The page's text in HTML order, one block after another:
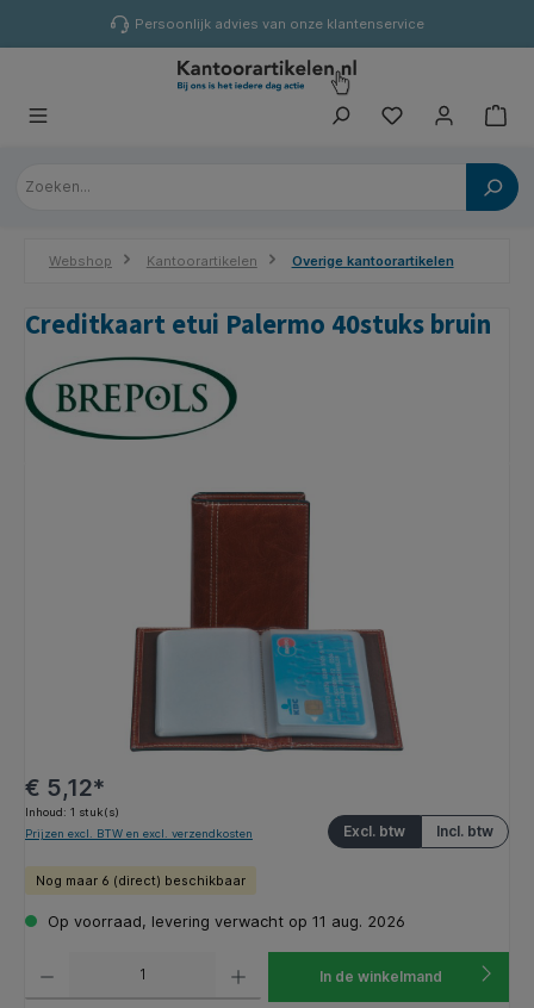
Persoonlijk advies van onze klantenservice
Webshop Kantoorartikelen Overige kantoorartikelen
Creditkaart etui Palermo 40stuks bruin
Afbeeldingengalerij overslaan
€ 5,12*
Inhoud: 1 stuk(s)
Incl. btw
Excl. btw
Prijzen excl. BTW en excl. verzendkosten
Nog maar 6 (direct) beschikbaar
Op voorraad, levering verwacht op 11 aug. 2026
In de winkelmand